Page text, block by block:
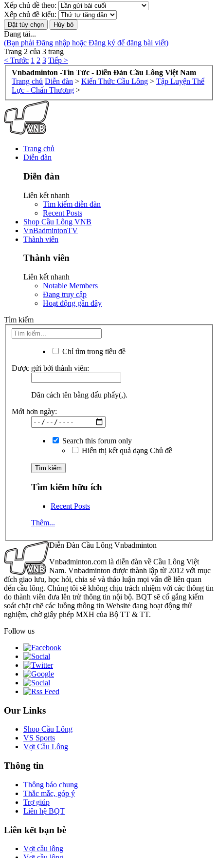
Xếp chủ đề theo:
Xếp chủ đề kiểu:
Đang tải...
(Bạn phải Đăng nhập hoặc Đăng ký để đăng bài viết)
Trang 2 của 3 trang
< Trước 1 2 3 Tiếp >
Vnbadminton -Tin Tức - Diễn Đàn Cầu Lông Việt Nam
Trang chủ Diễn đàn > Kiến Thức Cầu Lông > Tập Luyện Thể
Lực - Chấn Thương >
Trang chủ
Diễn đàn
Diễn đàn
Liên kết nhanh
Tìm kiếm diễn đàn
Recent Posts
Shop Cầu Lông VNB
VnBadmintonTV
Thành viên
Thành viên
Liên kết nhanh
Notable Members
Đang truy cập
Hoạt động gần đây
Tìm kiếm
Chỉ tìm trong tiêu đề
Được gửi bởi thành viên:
Dãn cách tên bằng dấu phẩy(,).
Mới hơn ngày:
Search this forum only
Hiển thị kết quả dạng Chủ đề
Tìm kiếm hữu ích
Recent Posts
Thêm...
Diễn Đàn Cầu Lông Vnbadminton
Vnbadminton.com là diễn đàn về Cầu Lông Việt
Nam. Vnbadminton được thành lập từ 2012 với mục
đích giao lưu, học hỏi, chia sẻ và thảo luận mọi vấn đề liên quan
đến cầu lông. Chúng tôi sẽ không chịu trách nhiệm với các thông tin
do thành viên đưa lên trừ thông tin nội bộ. BQT sẽ cố gắng kiểm
soát chặt chẽ các luồng thông tin Website đang hoạt động thử
nghiệm, chờ giấy phép MXH của Bộ TT & TT.
Follow us
Our Links
Shop Cầu Lông
VS Sports
Vợt Cầu Lông
Thông tin
Thông báo chung
Thắc mắc, góp ý
Trợ giúp
Liên hệ BQT
Liên kết bạn bè
Vợt cầu lông